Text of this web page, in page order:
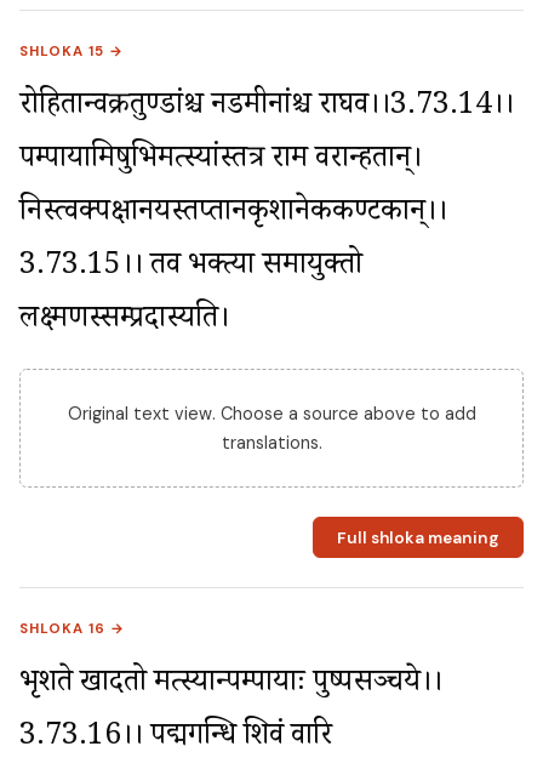
SHLOKA 15 →
रोहितान्वक्रतुण्डांश्च नडमीनांश्च राघव।।3.73.14।।
पम्पायामिषुभिर्मत्स्यांस्तत्र राम वरान्हतान्।
निस्त्वक्पक्षानयस्तप्तानकृशानेककण्टकान्।।
3.73.15।। तव भक्त्या समायुक्तो
लक्ष्मणस्सम्प्रदास्यति।
Original text view. Choose a source above to add
translations.
Full shloka meaning
SHLOKA 16 →
भृशते खादतो मत्स्यान्पम्पायाः पुष्पसञ्चये।।
3.73.16।। पद्मगन्धि शिवं वारि